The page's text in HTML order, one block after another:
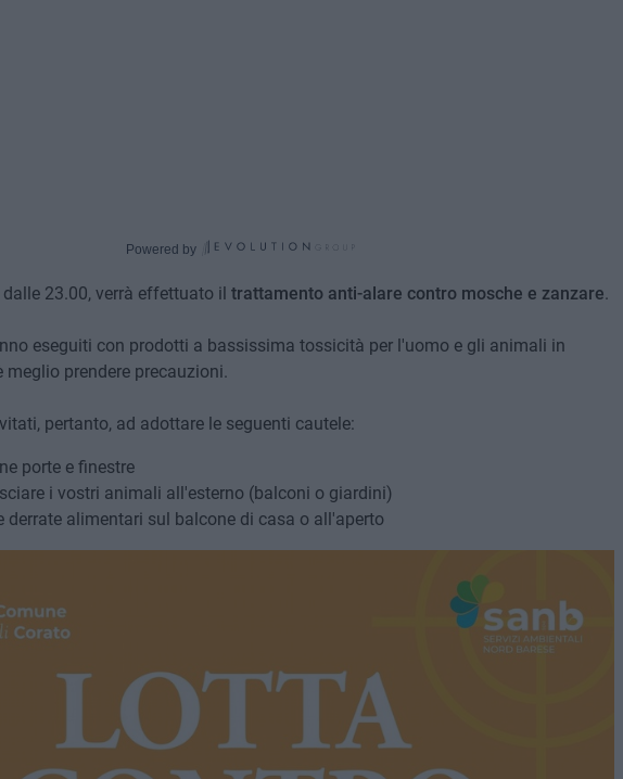
Powered by
23.00, verrà effettuato il trattamento anti-alare contro mosche e zanzare.
eseguiti con prodotti a bassissima tossicità per l'uomo e gli animali in
meglio prendere precauzioni.
pertanto, ad adottare le seguenti cautele:
porte e finestre
i vostri animali all'esterno (balconi o giardini)
derrate alimentari sul balcone di casa o all'aperto